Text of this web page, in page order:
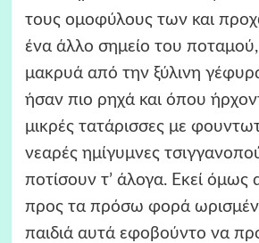
τους ομοφύλους των και
ένα άλλο σημείο του
μακρυά από την ξύλινη
ήσαν πιο ρηχά και όπου
μικρές τατάρισσες με
νεαρές ημίγυμνες
ποτίσουν τ’ άλογα. Εκεί όμως
προς τα πρόσω φορά
παιδιά αυτά εφοβούντο να